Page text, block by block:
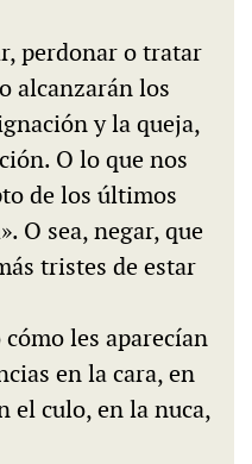
perdonar o tratar
alcanzarán los
y la queja,
O lo que nos
de los últimos
O sea, negar, que
tristes de estar
les aparecían
en la cara, en
el culo, en la nuca,